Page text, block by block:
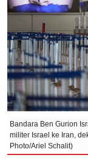
Bandara Ben Gurion
militer Israel ke Iran,
Photo/Ariel Schalit)